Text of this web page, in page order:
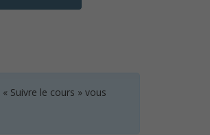
Suivre le cours » vous